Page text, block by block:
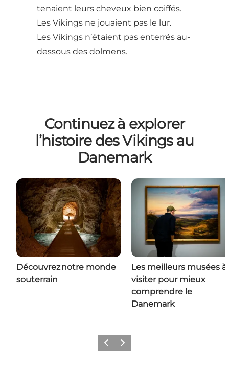
tenaient leurs cheveux bien coiffés.
Les Vikings ne jouaient pas le lur.
Les Vikings n’étaient pas enterrés au-
dessous des dolmens.
Continuez à explorer
l’histoire des Vikings au
Danemark
Découvrez notre monde
souterrain
Les meilleurs musées à
visiter pour mieux
comprendre le
Danemark
PrécédentSuivant